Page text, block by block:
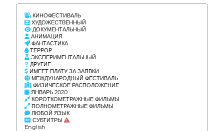
КИНОФЕСТИВАЛЬ
ХУДОЖЕСТВЕННЫЙ
ДОКУМЕНТАЛЬНЫЙ
АНИМАЦИЯ
ФАНТАСТИКА
ТЕРРОР
ЭКСПЕРИМЕНТАЛЬНЫЙ
ДРУГИЕ
ИМЕЕТ ПЛАТУ ЗА ЗАЯВКИ
МЕЖДУНАРОДНЫЙ ФЕСТИВАЛЬ
ФИЗИЧЕСКОЕ РАСПОЛОЖЕНИЕ
ЯНВАРЬ 2020
КОРОТКОМЕТРАЖНЫЕ ФИЛЬМЫ
ПОЛНОМЕТРАЖНЫЕ ФИЛЬМЫ
ЛЮБОЙ ЯЗЫК
СУБТИТРЫ
English